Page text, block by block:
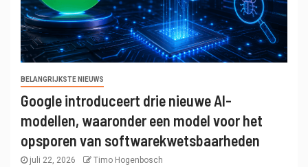
BELANGRIJKSTE NIEUWS
Google introduceert drie nieuwe AI-
modellen, waaronder een model voor het
opsporen van softwarekwetsbaarheden
juli 22, 2026 Timo Hogenbosch